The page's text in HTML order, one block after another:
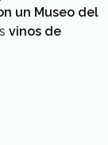
un Museo del
vinos de